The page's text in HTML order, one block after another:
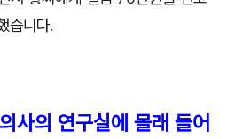
습니다.
사의 연구실에 몰래 들어